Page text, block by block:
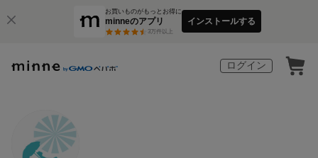
お買いものがもっとお得に
minneのアプリ
3万件以上
インストールする
ログイン